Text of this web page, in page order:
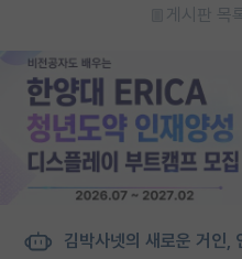
게시판 목
김박사넷의 새로운 거인,